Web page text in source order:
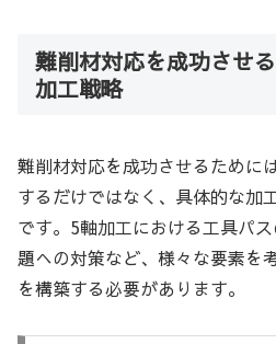
難削材対応を成功させ
加工戦略
難削材対応を成功させるために
するだけではなく、具体的な加
です。5軸加工における工具パ
題への対策など、様々な要素を
を構築する必要があります。